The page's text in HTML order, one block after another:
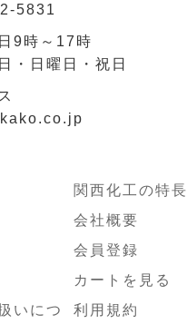
5831
9時～17時
・日曜日・祝日
関西化工の特長
会社概要
会員登録
カートを見る
いにつ
利用規約